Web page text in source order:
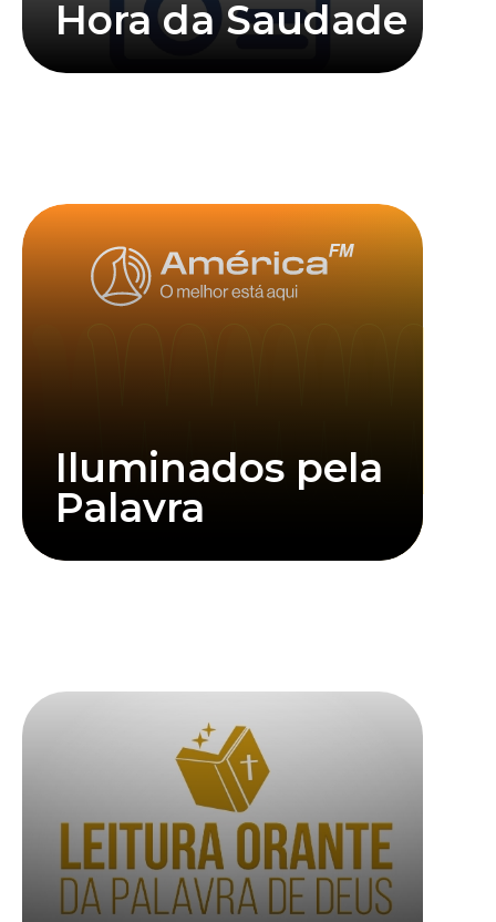
Hora da Saudade
Iluminados pela
Palavra
Clique abaixo para assistir mais informações
Clique abaixo para assistir mais informações